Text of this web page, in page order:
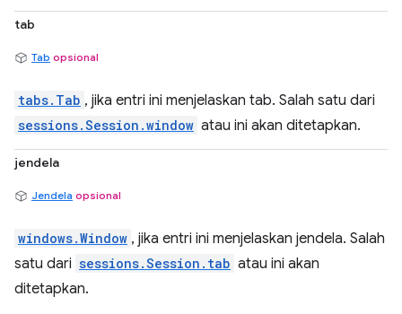
tab
Tab opsional
tabs.Tab , jika entri ini menjelaskan tab. Salah satu dari
sessions.Session.window atau ini akan ditetapkan.
jendela
Jendela opsional
windows.Window , jika entri ini menjelaskan jendela. Salah
satu dari sessions.Session.tab atau ini akan
ditetapkan.